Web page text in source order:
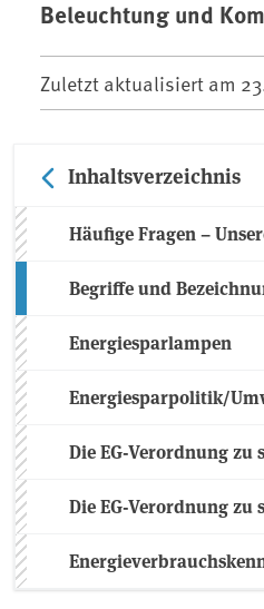
Beleuchtung und
Zuletzt aktualisiert am
Inhaltsverzeichnis
Häufige Fragen –
Begriffe und
Energiesparlampen
Energiesparpolitik/
Die EG-Verordnung
Die EG-Verordnung